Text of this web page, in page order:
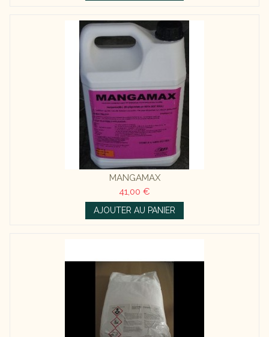
MANGAMAX
41,00 €
AJOUTER AU PANIER